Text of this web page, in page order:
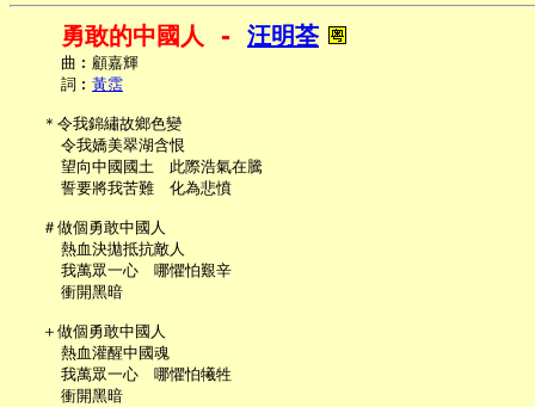
勇敢的中國人 - 汪明荃
     曲︰顧嘉輝
     詞︰
黃霑
   ＊令我錦繡故鄉色變
     令我嬌美翠湖含恨
     望向中國國土　此際浩氣在騰
     誓要將我苦難　化為悲憤
   ＃做個勇敢中國人
     熱血決拋抵抗敵人
     我萬眾一心　哪懼怕艱辛
     衝開黑暗
   ＋做個勇敢中國人
     熱血灌醒中國魂
     我萬眾一心　哪懼怕犧牲
     衝開黑暗